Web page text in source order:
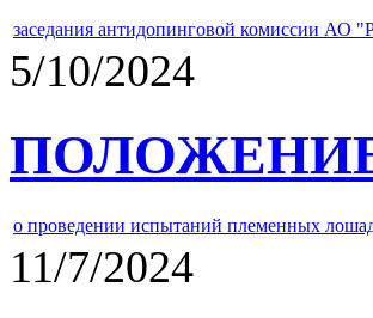
заседания антидопинговой комиссии АО
5/10/2024
о проведении испытаний племенных
11/7/2024